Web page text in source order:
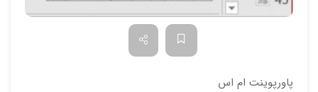
پاورپوینت ام اس